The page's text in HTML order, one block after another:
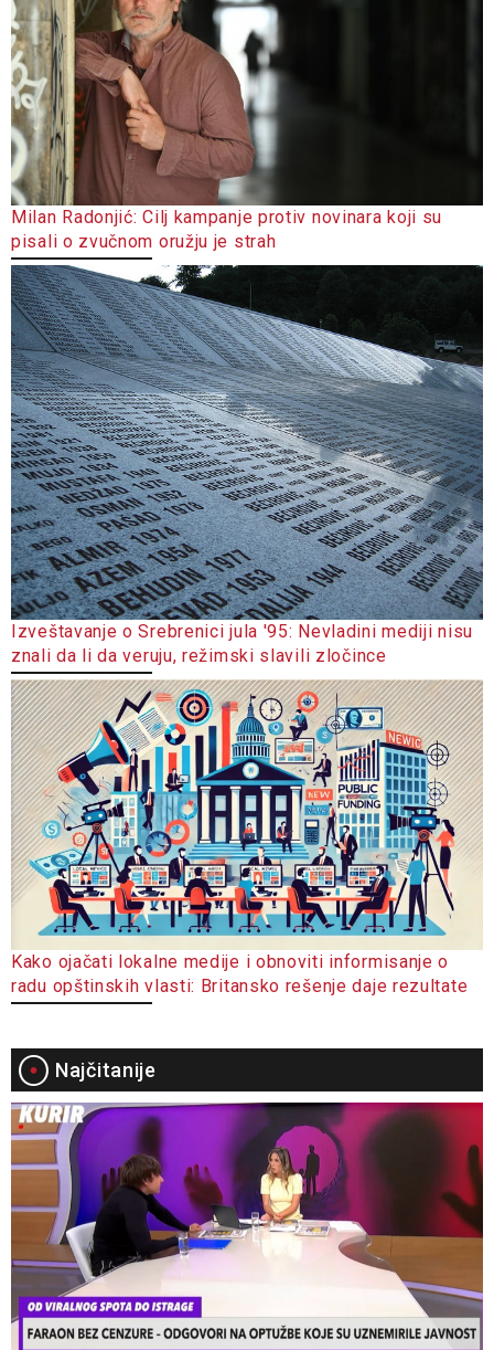
Milan Radonjić: Cilj kampanje protiv novinara koji su
pisali o zvučnom oružju je strah
Izveštavanje o Srebrenici jula '95: Nevladini mediji nisu
znali da li da veruju, režimski slavili zločince
Kako ojačati lokalne medije i obnoviti informisanje o
radu opštinskih vlasti: Britansko rešenje daje rezultate
Najčitanije